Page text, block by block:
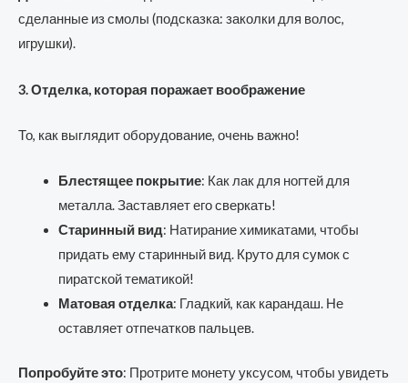
сделанные из смолы (подсказка: заколки для волос,
игрушки).
3. Отделка, которая поражает воображение
То, как выглядит оборудование, очень важно!
Блестящее покрытие: Как лак для ногтей для
металла. Заставляет его сверкать!
Старинный вид: Натирание химикатами, чтобы
придать ему старинный вид. Круто для сумок с
пиратской тематикой!
Матовая отделка: Гладкий, как карандаш. Не
оставляет отпечатков пальцев.
Попробуйте это: Протрите монету уксусом, чтобы увидеть